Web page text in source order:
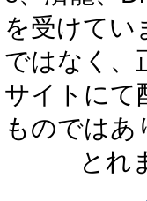
を受けてい
ではなく、
サイトにて
ものではあ
とれ